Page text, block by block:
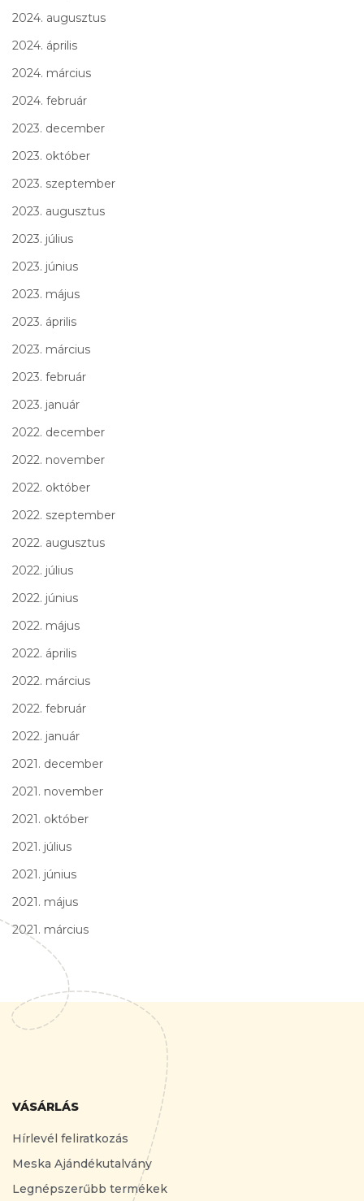
2024. augusztus
2024. április
2024. március
2024. február
2023. december
2023. október
2023. szeptember
2023. augusztus
2023. július
2023. június
2023. május
2023. április
2023. március
2023. február
2023. január
2022. december
2022. november
2022. október
2022. szeptember
2022. augusztus
2022. július
2022. június
2022. május
2022. április
2022. március
2022. február
2022. január
2021. december
2021. november
2021. október
2021. július
2021. június
2021. május
2021. március
VÁSÁRLÁS
Hírlevél feliratkozás
Meska Ajándékutalvány
Legnépszerűbb termékek